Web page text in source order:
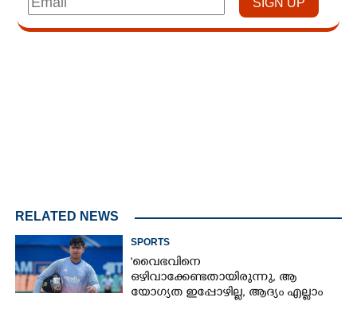
RELATED NEWS
SPORTS
'വൈഭവിനെ
ഒഴിവാക്കേണ്ടതായിരുന്നു,​ ആ
യോഗ്യത ഇപ്പോഴില്ല, ആദ്യം എല്ലാം